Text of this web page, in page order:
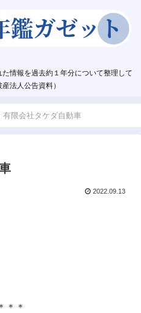
情報を過去約１年分について整理して
法人公告資料）
有限会社タケダ自動車
2022.09.13
＊＊